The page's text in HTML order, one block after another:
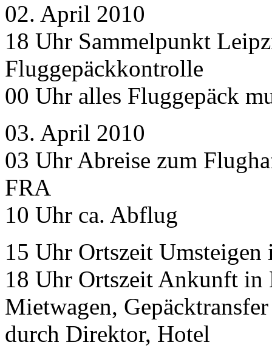
02. April 2010
18 Uhr Sammelpunkt
Fluggepäckkontrolle
00 Uhr alles Fluggepäck
03. April 2010
03 Uhr Abreise zum
FRA
10 Uhr ca. Abflug
15 Uhr Ortszeit Umsteigen
18 Uhr Ortszeit Ankunft in
Mietwagen,
durch Direktor, Hotel